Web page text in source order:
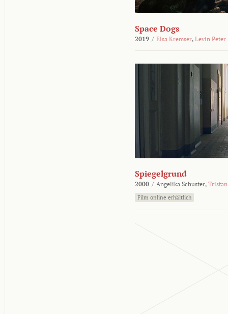
Space Dogs
2019 / Elsa Kremser, Levin Peter
Spiegelgrund
2000 / Angelika Schuster,
Film online erhältlich